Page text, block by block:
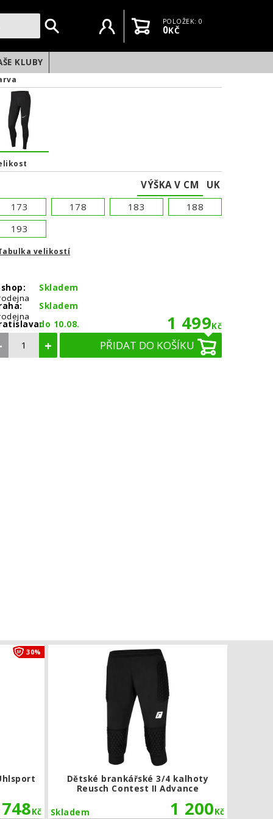
Uživatelský účet
KošíkPOLOŽEK: 0
0KČ
KLUBY
VÝŠKA V CM
UK
173
178 183
188
193
velikostí
shop:
Skladem
Skladem
do 10.08. 1 499Kč
+ PŘIDAT DO KOŠÍKU
748Kč
30% Dětské fotbalové tepláky Uhlsport Essential
Dětské brankářské 3/4 kalhoty
Reusch Contest II Advance
1 200Kč
Skladem